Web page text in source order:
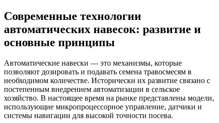
Современные технологии
автоматических навесок: развитие и
основные принципы
Автоматические навески — это механизмы, которые
позволяют дозировать и подавать семена травосмесям в
необходимом количестве. Исторически их развитие связано с
постепенным внедрением автоматизации в сельское
хозяйство. В настоящее время на рынке представлены модели,
использующие микропроцессорное управление, датчики и
системы навигации для высокой точности посева.